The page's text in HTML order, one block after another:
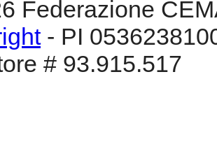
Federazione
- PI
# 93.915.517